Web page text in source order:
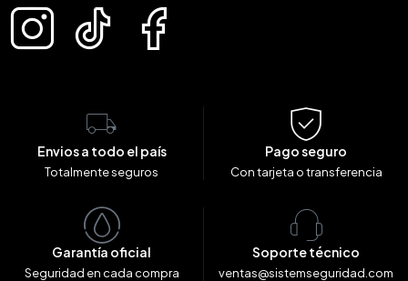
Envios a todo el país
Totalmente seguros
Pago seguro
Con tarjeta o transferencia
Garantía oficial
Seguridad en cada compra
Soporte técnico
ventas@sistemseguridad.com